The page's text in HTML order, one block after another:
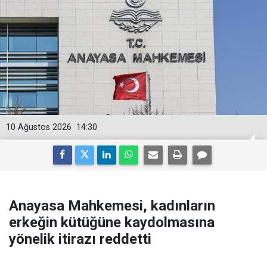
14:30
10 Ağustos 2026
Anayasa Mahkemesi, kadınların
erkeğin kütüğüne kaydolmasına
yönelik itirazı reddetti